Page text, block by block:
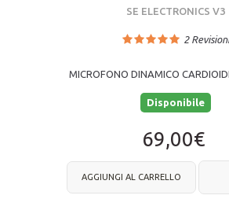
SE ELECTRONICS V3
2Revisioni
MICROFONO DINAMICO
Disponibile
69,00€
AGGIUNGI AL CARRELLO